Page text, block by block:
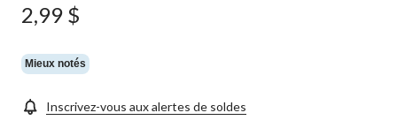
2,99 $
Mieux notés
Inscrivez-vous aux alertes de soldes